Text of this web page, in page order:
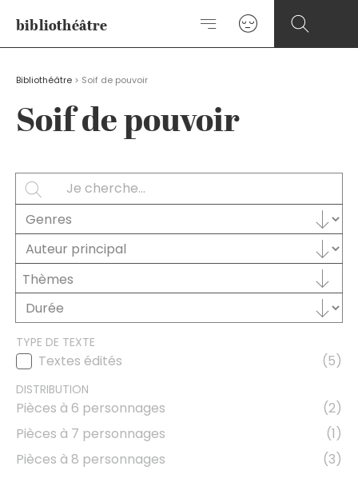
contenu
bibliothéâtre
Bibliothéâtre > Soif de pouvoir
Soif de pouvoir
SEARCH
Rechercher
GENRES
Sélectionnez le contenu
AUTEUR PRINCIPAL
Auteur principal
THÈMES
Sélectionnez le contenu
DURÉE
Sélectionnez le contenu
TYPE DE TEXTE
TYPE DE TEXTE
Textes édités (5)
DISTRIBUTION
DISTRIBUTION
Pièces à 6 personnages
(2)
Pièces à 7 personnages
(1)
Pièces à 8 personnages
(3)